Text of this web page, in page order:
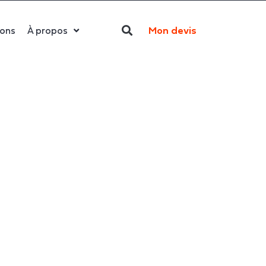
À propos Mon devis